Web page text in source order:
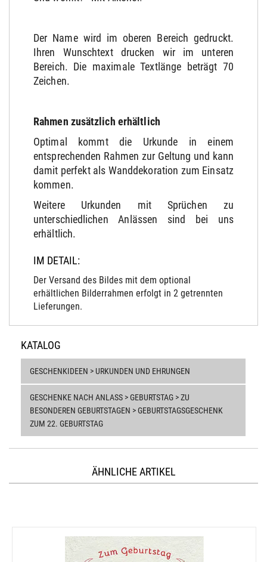
Der Name wird im oberen Bereich gedruckt.
Ihren Wunschtext drucken wir im unteren
Bereich. Die maximale Textlänge beträgt 70
Zeichen.
Rahmen zusätzlich erhältlich
Optimal kommt die Urkunde in einem
entsprechenden Rahmen zur Geltung und kann
damit perfekt als Wanddekoration zum Einsatz
kommen.
Weitere Urkunden mit Sprüchen zu
unterschiedlichen Anlässen sind bei uns
erhältlich.
IM DETAIL:
Der Versand des Bildes mit dem optional
erhältlichen Bilderrahmen erfolgt in 2 getrennten
Lieferungen.
KATALOG
GESCHENKIDEEN > URKUNDEN UND EHRUNGEN
GESCHENKE NACH ANLASS > GEBURTSTAG > ZU
BESONDEREN GEBURTSTAGEN > GEBURTSTAGSGESCHENK
ZUM 22. GEBURTSTAG
ÄHNLICHE ARTIKEL